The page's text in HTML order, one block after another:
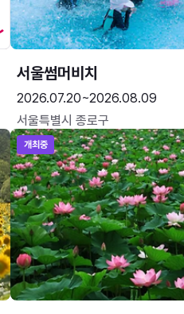
서울썸머비치
2026.07.20~2026.08.09
서울특별시 종로구
개최중